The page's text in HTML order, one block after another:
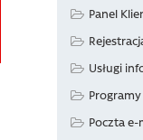
Panel
Usługi
Programy
Poczta e-